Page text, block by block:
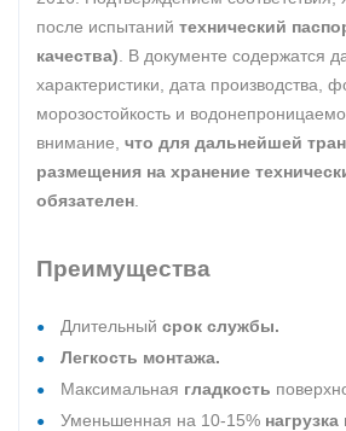
после испытаний технический
качества) . В документе содержатся
характеристики, дата производства,
морозостойкость и
внимание, что для дальнейшей
размещения на хранение
обязателен
Преимущества
Длительный срок службы.
Легкость монтажа.
Максимальная гладкость
Уменьшенная на 10-15%